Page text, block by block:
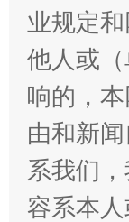
习近
业规定
他人或
响的，
由和新
系我们
容系本